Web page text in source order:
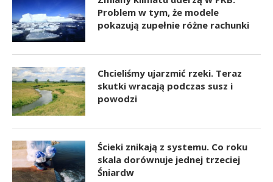
Problem w tym, że modele
pokazują zupełnie różne rachunki
Chcieliśmy ujarzmić rzeki. Teraz
skutki wracają podczas susz i
powodzi
Ścieki znikają z systemu. Co roku
skala dorównuje jednej trzeciej
Śniardw